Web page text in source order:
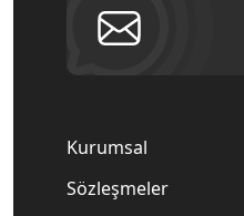
Kurumsal
Sözleşmeler